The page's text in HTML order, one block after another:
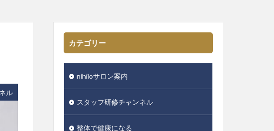
ル
カテゴリー
nihiloサロン案内
スタッフ研修チャンネル
整体で健康になる